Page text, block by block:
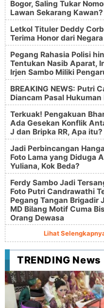
Bogor, Saling Tukar
Lawan Sekarang Kawan?
Letkol Tituler Deddy
Terima Honor dari Negara
Pegang Rahasia Polisi
Tentukan Nasib Aparat,
Irjen Sambo Miliki
BREAKING NEWS: Putri
Diancam Pasal Hukuman
Terkuak! Pengakuan
Ada Gesekan Konflik
J dan Bripka RR, Apa itu?
Jadi Perbincangan
Foto Lama yang Diduga
Yuliana, Kok Beda?
Ferdy Sambo Jadi
Foto Putri Candrawathi
Pegang Tangan Brigadir
MD Bilang Motif Cuma
Orang Dewasa
Lihat
TRENDING News